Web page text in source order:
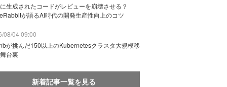
生成されたコードがレビューを崩壊させる？
が語るAI時代の開発生産性向上のコツ
08/04 09:00
が挑んだ150以上のKubernetesクラスタ大規模移
台裏
新着記事一覧を見る